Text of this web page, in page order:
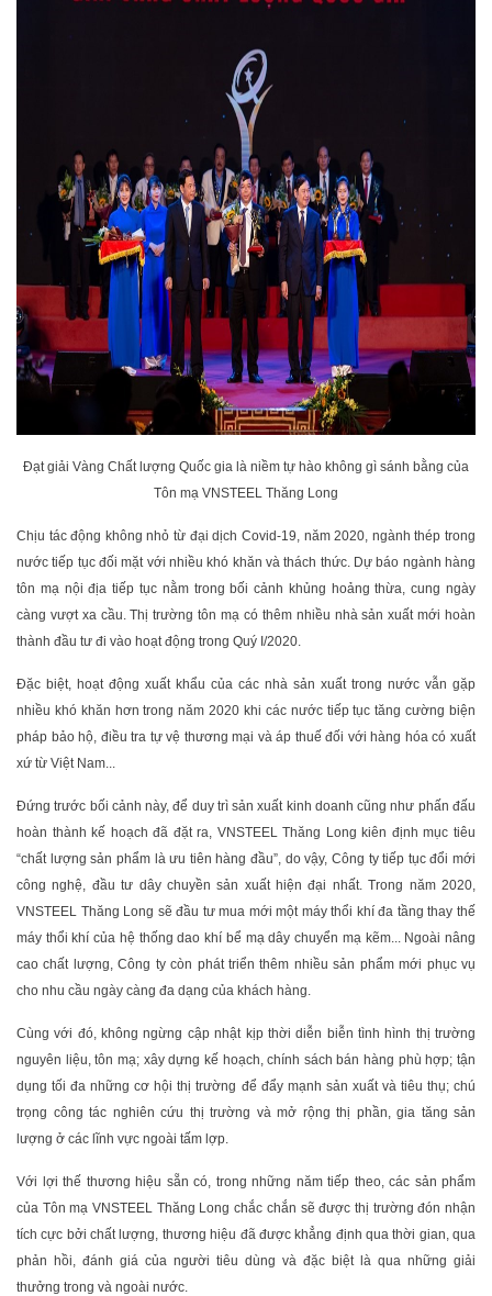
Đạt giải Vàng Chất lượng Quốc gia là niềm tự hào không gì sánh bằng của
Tôn mạ VNSTEEL Thăng Long
Chịu tác động không nhỏ từ đại dịch Covid-19, năm 2020, ngành thép trong
nước tiếp tục đối mặt với nhiều khó khăn và thách thức. Dự báo ngành hàng
tôn mạ nội địa tiếp tục nằm trong bối cảnh khủng hoảng thừa, cung ngày
càng vượt xa cầu. Thị trường tôn mạ có thêm nhiều nhà sản xuất mới hoàn
thành đầu tư đi vào hoạt động trong Quý I/2020.
Đặc biệt, hoạt động xuất khẩu của các nhà sản xuất trong nước vẫn gặp
nhiều khó khăn hơn trong năm 2020 khi các nước tiếp tục tăng cường biện
pháp bảo hộ, điều tra tự vệ thương mại và áp thuế đối với hàng hóa có xuất
xứ từ Việt Nam...
Đứng trước bối cảnh này, để duy trì sản xuất kinh doanh cũng như phấn đấu
hoàn thành kế hoạch đã đặt ra, VNSTEEL Thăng Long kiên định mục tiêu
“chất lượng sản phẩm là ưu tiên hàng đầu”, do vậy, Công ty tiếp tục đổi mới
công nghệ, đầu tư dây chuyền sản xuất hiện đại nhất. Trong năm 2020,
VNSTEEL Thăng Long sẽ đầu tư mua mới một máy thổi khí đa tầng thay thế
máy thổi khí của hệ thống dao khí bể mạ dây chuyển mạ kẽm... Ngoài nâng
cao chất lượng, Công ty còn phát triển thêm nhiều sản phẩm mới phục vụ
cho nhu cầu ngày càng đa dạng của khách hàng.
Cùng với đó, không ngừng cập nhật kịp thời diễn biễn tình hình thị trường
nguyên liệu, tôn mạ; xây dựng kế hoạch, chính sách bán hàng phù hợp; tận
dụng tối đa những cơ hội thị trường để đẩy mạnh sản xuất và tiêu thụ; chú
trọng công tác nghiên cứu thị trường và mở rộng thị phần, gia tăng sản
lượng ở các lĩnh vực ngoài tấm lợp.
Với lợi thế thương hiệu sẵn có, trong những năm tiếp theo, các sản phẩm
của Tôn mạ VNSTEEL Thăng Long chắc chắn sẽ được thị trường đón nhận
tích cực bởi chất lượng, thương hiệu đã được khẳng định qua thời gian, qua
phản hồi, đánh giá của người tiêu dùng và đặc biệt là qua những giải
thưởng trong và ngoài nước.